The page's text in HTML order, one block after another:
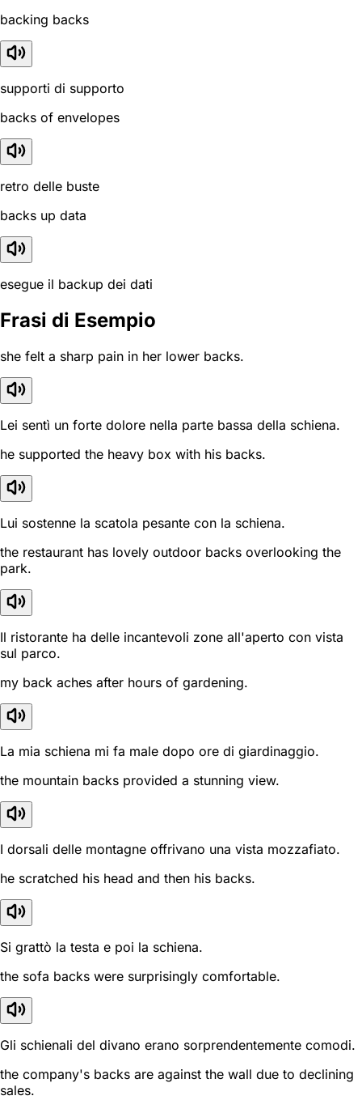
backing backs
supporti di supporto
backs of envelopes
retro delle buste
backs up data
esegue il backup dei dati
Frasi di Esempio
she felt a sharp pain in her lower backs.
Lei sentì un forte dolore nella parte bassa della schiena.
he supported the heavy box with his backs.
Lui sostenne la scatola pesante con la schiena.
the restaurant has lovely outdoor backs overlooking the
park.
Il ristorante ha delle incantevoli zone all'aperto con vista
sul parco.
my back aches after hours of gardening.
La mia schiena mi fa male dopo ore di giardinaggio.
the mountain backs provided a stunning view.
I dorsali delle montagne offrivano una vista mozzafiato.
he scratched his head and then his backs.
Si grattò la testa e poi la schiena.
the sofa backs were surprisingly comfortable.
Gli schienali del divano erano sorprendentemente comodi.
the company's backs are against the wall due to declining
sales.